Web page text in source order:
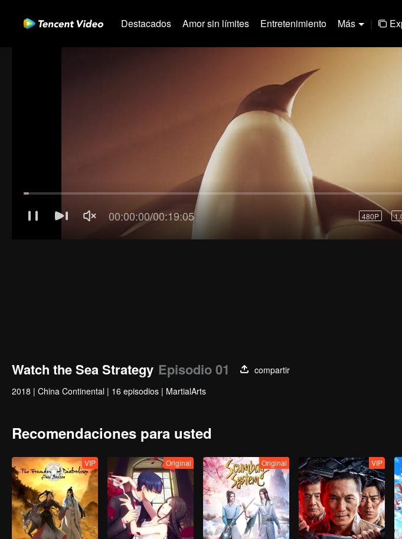
Destacados Amor sin límites Entretenimiento Más |
Watch the Sea Strategy Episodio 01
compartir
2018 | China Continental | 16 episodios | MartialArts
Recomendaciones para usted
VIP Original Original VIP